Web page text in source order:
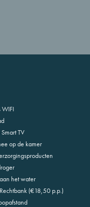
WIFI
TV
op de kamer
het water
(€18,50 p.p.)